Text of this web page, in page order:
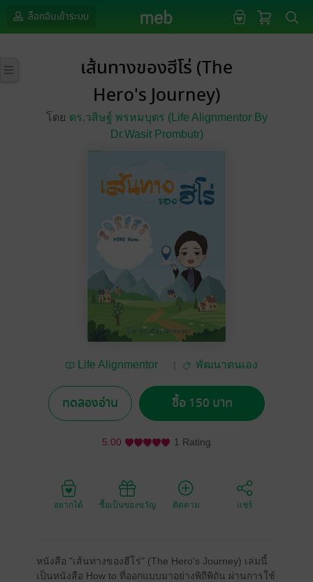
ล็อกอินเข้าระบบ
เส้นทางของฮีโร่ (The
Hero's Journey)
โดย ดร.วสิษฐ์ พรหมบุตร (Life Alignmentor By
Dr.Wasit Prombutr)
Life Alignmentor
บุตร
พัฒนาตนเอง
ทดลองอ่าน ซื้อ 150 บาท
5.00 1 Rating
อยากได้ ซื้อเป็นของขวัญ ติดตาม แชร์
หนังสือ "เส้นทางของฮีโร่" (The Hero's Journey) เล่มนี้
เป็นหนังสือ How to ที่ออกแบบมาอย่างพิถีพิถัน ผ่านการใช้